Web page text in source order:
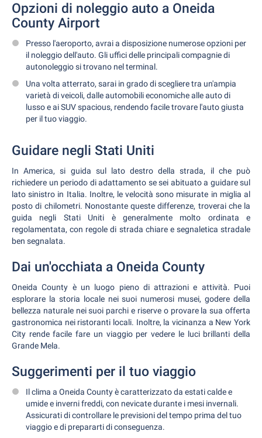
Opzioni di noleggio auto a Oneida
County Airport
Presso l'aeroporto, avrai a disposizione numerose opzioni per
il noleggio dell'auto. Gli uffici delle principali compagnie di
autonoleggio si trovano nel terminal.
Una volta atterrato, sarai in grado di scegliere tra un'ampia
varietà di veicoli, dalle automobili economiche alle auto di
lusso e ai SUV spacious, rendendo facile trovare l'auto giusta
per il tuo viaggio.
Guidare negli Stati Uniti
In America, si guida sul lato destro della strada, il che può
richiedere un periodo di adattamento se sei abituato a guidare sul
lato sinistro in Italia. Inoltre, le velocità sono misurate in miglia al
posto di chilometri. Nonostante queste differenze, troverai che la
guida negli Stati Uniti è generalmente molto ordinata e
regolamentata, con regole di strada chiare e segnaletica stradale
ben segnalata.
Dai un'occhiata a Oneida County
Oneida County è un luogo pieno di attrazioni e attività. Puoi
esplorare la storia locale nei suoi numerosi musei, godere della
bellezza naturale nei suoi parchi e riserve o provare la sua offerta
gastronomica nei ristoranti locali. Inoltre, la vicinanza a New York
City rende facile fare un viaggio per vedere le luci brillanti della
Grande Mela.
Suggerimenti per il tuo viaggio
Il clima a Oneida County è caratterizzato da estati calde e
umide e inverni freddi, con nevicate durante i mesi invernali.
Assicurati di controllare le previsioni del tempo prima del tuo
viaggio e di prepararti di conseguenza.